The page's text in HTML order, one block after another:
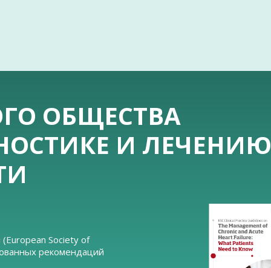
ОБЩЕСТВА
И ЛЕЧЕНИЮ
Society of
рекомендаций